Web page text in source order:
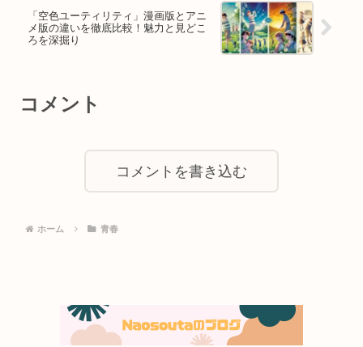
「空色ユーティリティ」漫画版とアニ
メ版の違いを徹底比較！魅力と見どこ
ろを深掘り
コメント
コメントを書き込む
ホーム 青春